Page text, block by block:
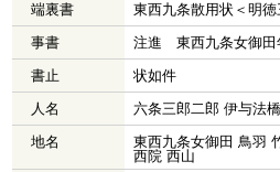
端裏書
東西九条散用状＜明
事書
注進 東西九条女御
書止
状如件
人名
六条三郎二郎 伊与法
地名
東西九条女御田 鳥羽
西院 西山